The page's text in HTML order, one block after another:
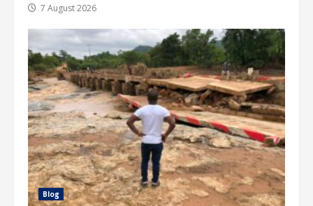
7 August 2026
Blog